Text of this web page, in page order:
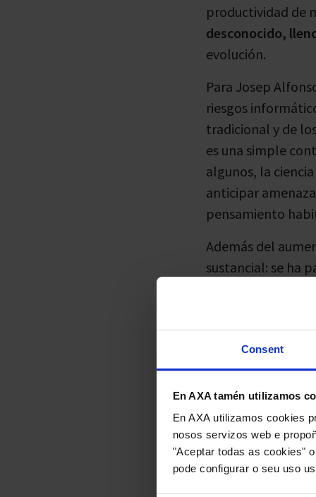
Consent
En AXA tamén utilizamos
En AXA utilizamos cookies
nosos servizos web e
"Aceptar todas as cookies"
pode configurar o seu uso
productividad de
desconocido,
evolución.
Para Josep
riesgos
tradicional y de
es una simple
algunos, la
anticipar
pensamiento
Además del
sustancial: se ha
infraestructuras
tarios. Y los
vertiginoso.
medidas de
evaluación con
amenazas. Dada
están cambiando
enfoque más